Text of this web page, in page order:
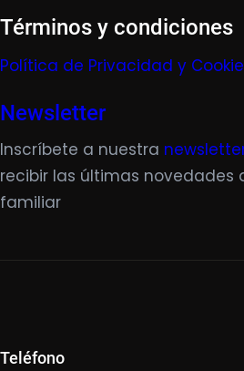
Términos y condiciones
Política de Privacidad y
Newsletter
Inscríbete a nuestra
recibir las últimas novedades
familiar
Teléfono